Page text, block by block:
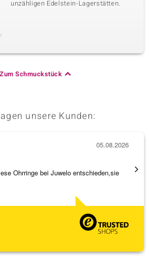
unzähligen Edelstein-Lagerstätten.
Zum Schmuckstück
unsere Kunden:
Ohrringe bei Juwelo entschieden,sie
05.08.2026